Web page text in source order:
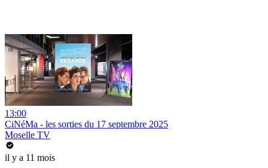
13:00
CiNéMa - les sorties du 17 septembre 2025
Moselle TV
il y a 11 mois